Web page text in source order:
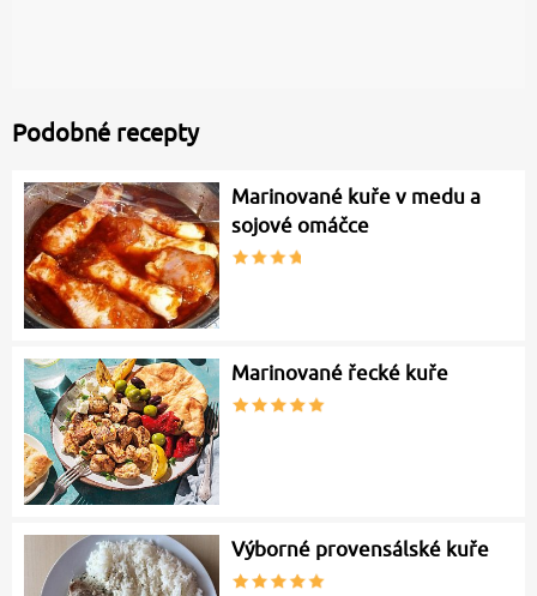
Podobné recepty
Marinované kuře v medu a
sojové omáčce
Marinované řecké kuře
Výborné provensálské kuře